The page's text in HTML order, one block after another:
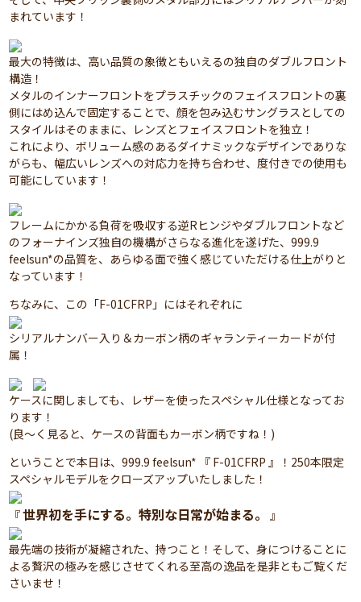
まれています！
最大の特徴は、高い品質の象徴ともいえるの独自のダブルフロント
構造！
メタルのインナーフロントをプラスチックのフェイスフロントの裏
側にはめ込んで固定することで、顔を包み込むサングラスとしての
スタイルはそのままに、レンズとフェイスフロントを独立！
これにより、ボリューム感のあるダイナミックなデザインでありな
がらも、幅広いレンズへの対応力を持ち合わせ、度付きでの使用も
可能にしています！
フレームにかかる負荷を吸収する逆Rヒンジやダブルフロントなど
のフォーナインズ独自の機構がさらなる進化を遂げた、999.9
feelsun*の品質を、あらゆる面で強く感じていただける仕上がりと
なっています！
ちなみに、この「F-01CFRP」にはそれぞれに
シリアルナンバー入り＆カーボン柄のギャランティーカードが付
属！
ケースに関しましても、レザーを使ったスペシャル仕様となってお
ります！
(良～く見ると、ケースの背面もカーボン柄ですね！)
ということで本日は、999.9 feelsun* 『 F-01CFRP 』！250本限定
スペシャルモデルをクローズアップいたしました！
『世界初を手にする。特別な日常が始まる。 』
最先端の技術が凝縮された、持つこと！そして、身につけることに
よる贅沢の極みを感じさせてくれる至高の逸品を是非ともご覧くだ
さいませ！